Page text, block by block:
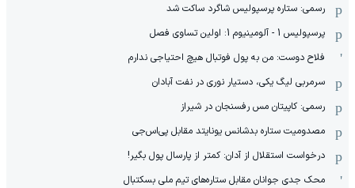
رسمی: ستاره پرسپولیس شاگرد ساکت شد
پرسپولیس 1 - آلومینیوم 1: اولین تساوی فصل
فلاح دوست: من به پول فوتبال هیچ احتیاجی ندارم
سرمربی لیگ یکی، دستیار نوری در نفت آبادان
رسمی: کاپیتان مس رفسنجان در شیراز
مصدومیت ستاره بدشانس یونایتد مقابل پی‌اس‌جی
درخواست استقلال از آدان: کمتر از پارسال پول بگیر!
محک جدی ‌جوانان مقابل ستاره‌های تیم ملی بسکتبال